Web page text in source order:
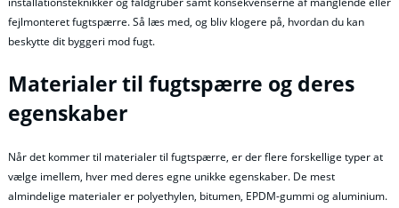
fejlmonteret fugtspærre. Så læs med, og bliv klogere på, hvordan du kan
beskytte dit byggeri mod fugt.
Materialer til fugtspærre og deres
egenskaber
Når det kommer til materialer til fugtspærre, er der flere forskellige typer at
vælge imellem, hver med deres egne unikke egenskaber. De mest
almindelige materialer er polyethylen, bitumen, EPDM-gummi og aluminium.